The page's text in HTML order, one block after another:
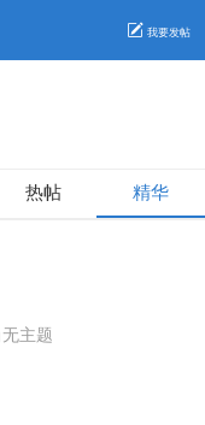
我要发帖
热帖 精华
主题